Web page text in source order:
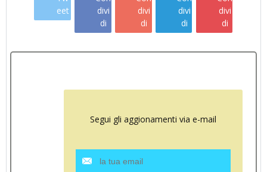
eet
divi
di
divi
di
divi
di
divi
di
Segui gli aggionamenti via e-mail